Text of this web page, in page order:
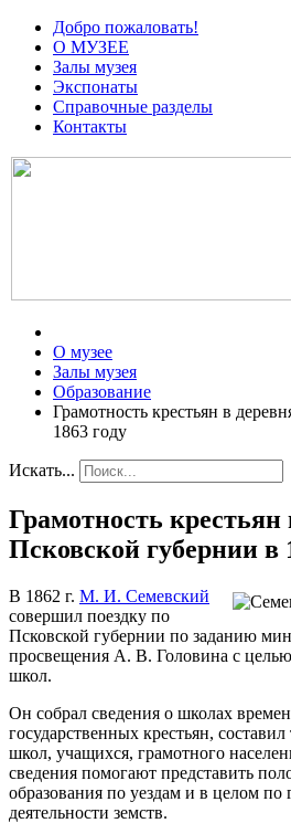
Добро пожаловать!
О МУЗЕЕ
Залы музея
Экспонаты
Справочные разделы
Контакты
О музее
Залы музея
Образование
Грамотность крестьян в
1863 году
Искать...
Грамотность крестьян
Псковской губернии в
В 1862 г. М. И. Семевский
совершил поездку по
Псковской губернии по заданию
просвещения А. В. Головина с
школ.
Он собрал сведения о школах
государственных крестьян,
школ, учащихся, грамотного
сведения помогают представить
образования по уездам и в целом по
деятельности земств.